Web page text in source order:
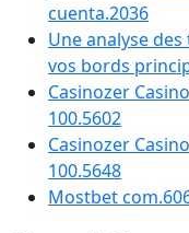
cuenta.2036
Une analyse
vos bords
Casinozer
100.5602
Casinozer
100.5648
Mostbet